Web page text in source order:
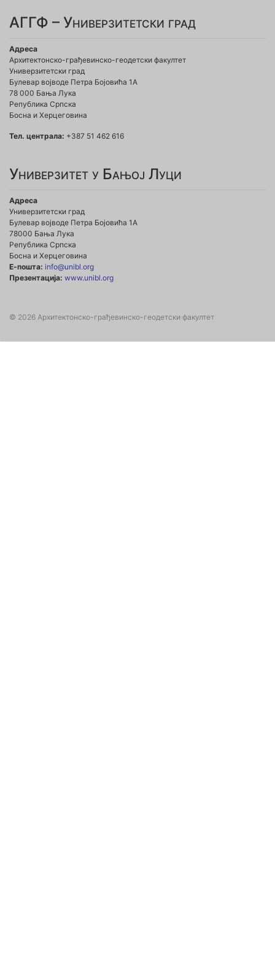
АГГФ – Универзитетски град
Адреса
Архитектонско-грађевинско-геодетски факултет
Универзитетски град
Булевар војводе Петра Бојовића 1A
78 000 Бања Лука
Република Српска
Босна и Херцеговина
Тел. централа: +387 51 462 616
Универзитет у Бањој Луци
Адреса
Универзитетски град
Булевар војводе Петра Бојовића 1А
78000 Бања Лука
Република Српска
Босна и Херцеговина
Е-пошта: info@unibl.org
Презентација: www.unibl.org
© 2026 Архитектонско-грађевинско-геодетски факултет